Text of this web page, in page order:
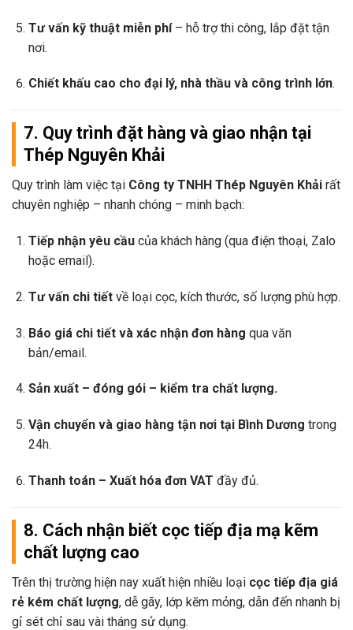
Tư vấn kỹ thuật miễn phí– hỗ trợ thi công, lắp đặt tận
nơi.
Chiết khấu cao cho đại lý, nhà thầu và công trình lớn.
7. Quy trình đặt hàng và giao nhận tại
Thép Nguyên Khải
Quy trình làm việc tại Công ty TNHH Thép Nguyên Khải rất
chuyên nghiệp – nhanh chóng – minh bạch:
Tiếp nhận yêu cầucủa khách hàng (qua điện thoại, Zalo
hoặc email).
Tư vấn chi tiếtvề loại cọc, kích thước, số lượng phù hợp.
Báo giá chi tiết và xác nhận đơn hàng qua văn
bản/email.
Sản xuất – đóng gói – kiểm tra chất lượng.
Vận chuyển và giao hàng tận nơi tại Bình Dương trong
24h.
Thanh toán – Xuất hóa đơn VAT đầy đủ.
8. Cách nhận biết cọc tiếp địa mạ kẽm
chất lượng cao
Trên thị trường hiện nay xuất hiện nhiều loại cọc tiếp địa giá
rẻ kém chất lượng, dễ gãy, lớp kẽm mỏng, dẫn đến nhanh bị
gỉ sét chỉ sau vài tháng sử dụng.